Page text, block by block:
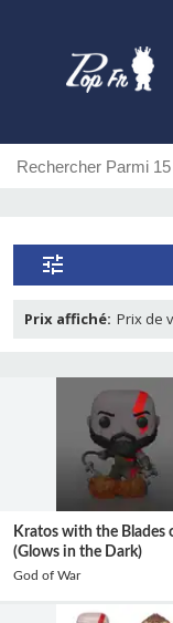
Prix affiché: Prix de
Kratos with the Blades
(Glows in the Dark)
God of War